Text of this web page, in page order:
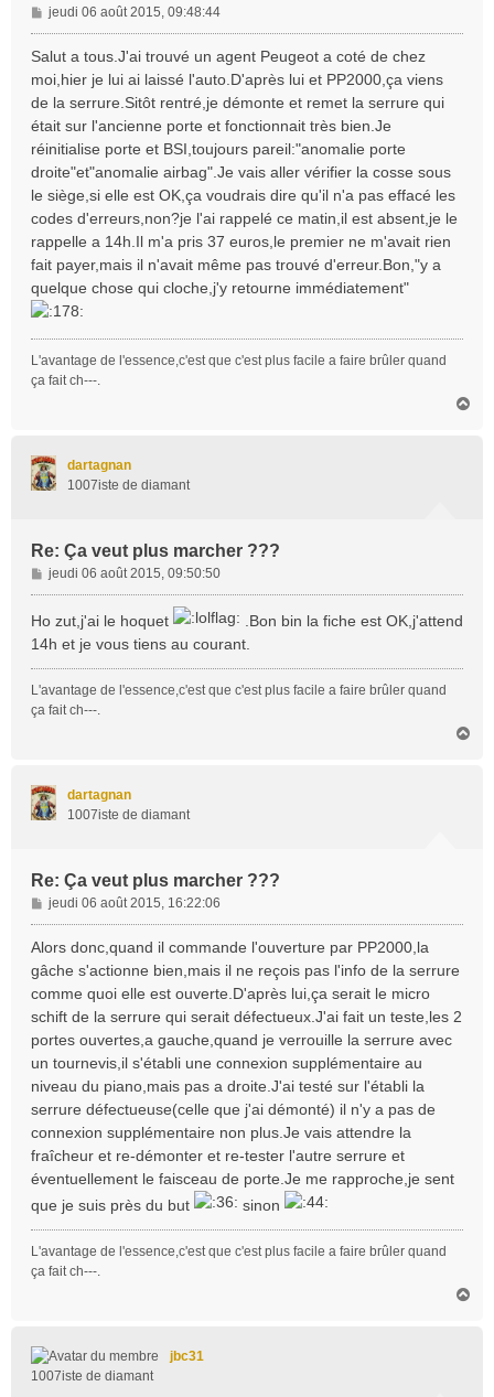
M
e
a
g
e
jeudi 06 août 2015, 09:48:44
Salut a tous.J'ai trouvé un agent Peugeot a coté de chez
moi,hier je lui ai laissé l'auto.D'après lui et PP2000,ça viens
de la serrure.Sitôt rentré,je démonte et remet la serrure qui
était sur l'ancienne porte et fonctionnait très bien.Je
réinitialise porte et BSI,toujours pareil:"anomalie porte
droite"et"anomalie airbag".Je vais aller vérifier la cosse sous
le siège,si elle est OK,ça voudrais dire qu'il n'a pas effacé les
codes d'erreurs,non?je l'ai rappelé ce matin,il est absent,je le
rappelle a 14h.Il m'a pris 37 euros,le premier ne m'avait rien
fait payer,mais il n'avait même pas trouvé d'erreur.Bon,"y a
quelque chose qui cloche,j'y retourne immédiatement"
L'avantage de l'essence,c'est que c'est plus facile a faire brûler quand
ça fait ch---.
dartagnan
1007iste de diamant
Re: Ça veut plus marcher ???
M
e
s
a
g
e
jeudi 06 août 2015, 09:50:50
Ho zut,j'ai le hoquet
.Bon bin la fiche est OK,j'attend
14h et je vous tiens au courant.
L'avantage de l'essence,c'est que c'est plus facile a faire brûler quand
ça fait ch---.
dartagnan
1007iste de diamant
Re: Ça veut plus marcher ???
M
e
s
a
g
e
jeudi 06 août 2015, 16:22:06
Alors donc,quand il commande l'ouverture par PP2000,la
gâche s'actionne bien,mais il ne reçois pas l'info de la serrure
comme quoi elle est ouverte.D'après lui,ça serait le micro
schift de la serrure qui serait défectueux.J'ai fait un teste,les 2
portes ouvertes,a gauche,quand je verrouille la serrure avec
un tournevis,il s'établi une connexion supplémentaire au
niveau du piano,mais pas a droite.J'ai testé sur l'établi la
serrure défectueuse(celle que j'ai démonté) il n'y a pas de
connexion supplémentaire non plus.Je vais attendre la
fraîcheur et re-démonter et re-tester l'autre serrure et
éventuellement le faisceau de porte.Je me rapproche,je sent
que je suis près du but
sinon
L'avantage de l'essence,c'est que c'est plus facile a faire brûler quand
ça fait ch---.
jbc31
1007iste de diamant